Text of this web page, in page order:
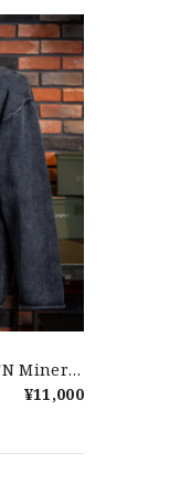
【Exclusive】Cooperstown Ball Cap × FAR EAST SIGNAL "DSA / NY" D GRAY×WHITE Made in USA 別注 新品 クーパーズタウンボールキャップ 6パネル グレー
No.146
Mineral
ヘンリー
¥11,000